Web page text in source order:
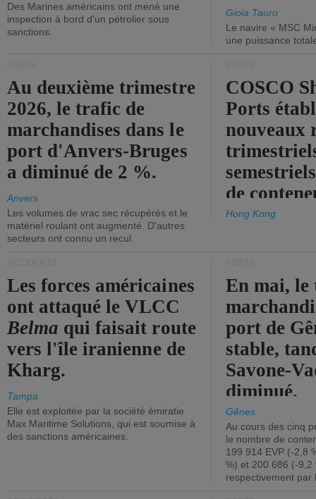
Des Marines américains ont mené une
inspection à bord d'un pétrolier sous
sanctions.
Gioia Tauro
Le navire « MSC
une puissance
Au deuxième trimestre
2026, le trafic de
marchandises dans le
port d'Anvers-Bruges
a diminué de 2 %.
Anvers
Les volumes de vrac sec récupérés et le
matériel roulant ont augmenté. D'autres
secteurs ont connu un recul.
COSCO
Ports
nouveaux
de
Hong Kong
Les forces américaines
ont attaqué le VLCC
Belma qui faisait route
vers l'île iranienne de
Kharg.
Tampa
Elle est exploitée par la société émiratie
Max Maritime Solutions, qui est soumise à
des sanctions américaines.
En mai, le
port de
stable,
Savone-
diminué.
Gênes
Au cours des cinq
le nombre de
199 914 EVP (-2,8
%) et 200 686 (-9,2
respectivement par